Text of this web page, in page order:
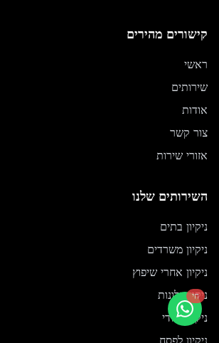
קישורים מהירים
ראשי
שירותים
אודות
צור קשר
אזורי שירות
השירותים שלנו
ניקיון בתים
ניקיון משרדים
ניקיון אחרי שיפוץ
ניקוי חלונות
ניקיון יסודי
ניקיון לפסח
חי